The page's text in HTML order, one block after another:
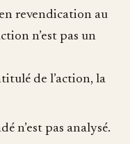
revendication au
n’est pas un
de l’action, la
n’est pas analysé.